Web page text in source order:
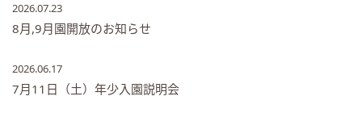
2026.07.23
8月,9月園開放のお知らせ
2026.06.17
7月11日（土）年少入園説明会